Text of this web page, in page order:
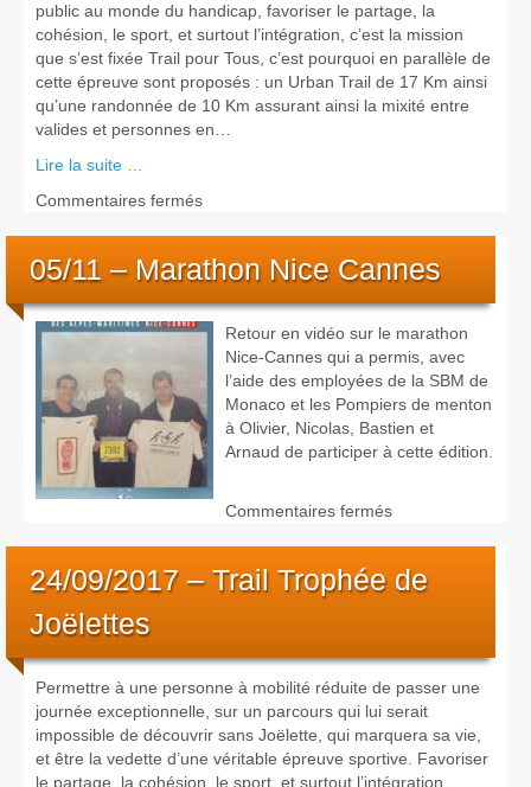
public au monde du handicap, favoriser le partage, la
cohésion, le sport, et surtout l’intégration, c’est la mission
que s’est fixée Trail pour Tous, c’est pourquoi en parallèle de
cette épreuve sont proposés : un Urban Trail de 17 Km ainsi
qu’une randonnée de 10 Km assurant ainsi la mixité entre
valides et personnes en…
Lire la suite …
Commentaires ferméssur
de
2019
05/11 – Marathon Nice Cannes
Retour en vidéo sur le marathon
Nice-Cannes qui a permis, avec
l’aide des employées de la SBM de
Monaco et les Pompiers de menton
à Olivier, Nicolas, Bastien et
Arnaud de participer à cette édition.
Commentaires ferméssur
Marathon
24/09/2017 – Trail Trophée de
Joëlettes
Permettre à une personne à mobilité réduite de passer une
journée exceptionnelle, sur un parcours qui lui serait
impossible de découvrir sans Joëlette, qui marquera sa vie,
et être la vedette d’une véritable épreuve sportive. Favoriser
le partage, la cohésion, le sport, et surtout l’intégration.